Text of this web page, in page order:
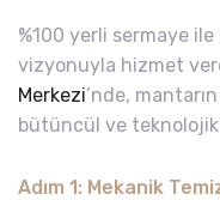
%100 yerli sermaye ile
vizyonuyla hizmet
Merkezi’nde,
bütüncül ve
Adım 1: Mekanik